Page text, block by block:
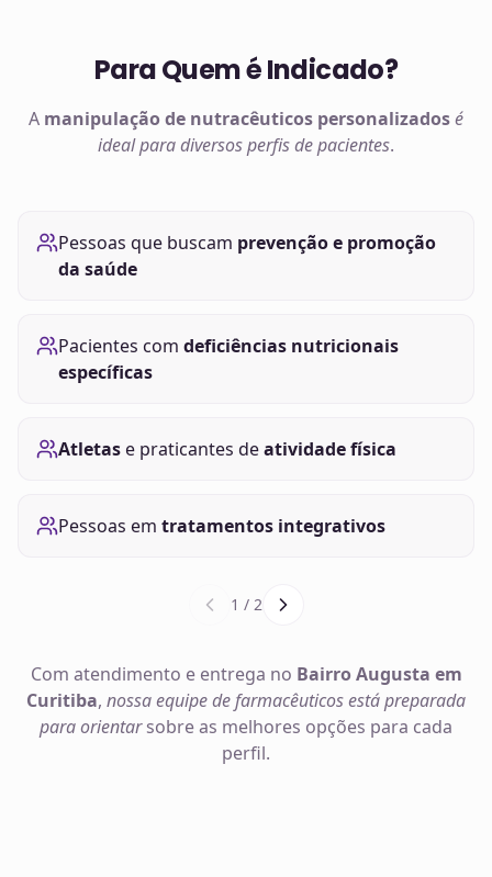
Para Quem é Indicado?
A manipulação de nutracêuticos personalizadosé
ideal para diversos perfis de pacientes.
Pessoas que buscam prevenção e promoção
da saúde
Pacientes com deficiências nutricionais
específicas
Atletase praticantes deatividade física
Pessoas em tratamentos integrativos
1 / 2
Com atendimento e entrega no Bairro Augusta em
Curitiba, nossa equipe de farmacêuticos está preparada
para orientarsobre as melhores opções para cada
perfil.